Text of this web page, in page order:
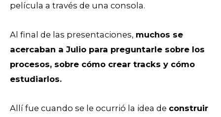
película a través de una consola.
Al final de las presentaciones, muchos se
acercaban a Julio para preguntarle sobre los
procesos, sobre cómo crear tracks y cómo
estudiarlos.
Allí fue cuando se le ocurrió la idea de construir